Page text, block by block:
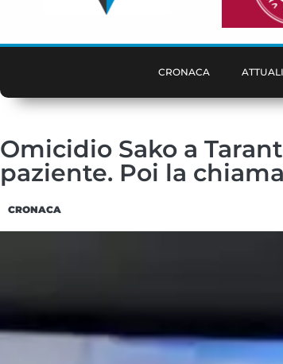
CRONACA
Omicidio Sako a
paziente. Poi la
CRONACA